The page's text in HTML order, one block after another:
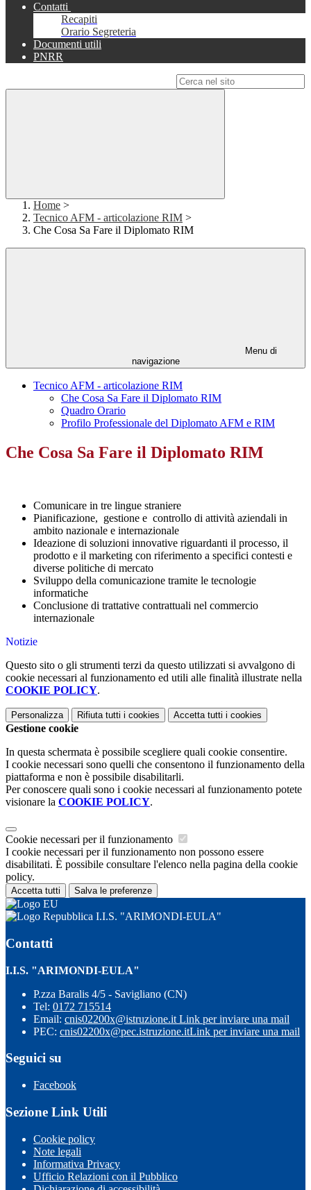
Contatti
Recapiti
Orario Segreteria
Documenti utili
PNRR
Home >
Tecnico AFM - articolazione RIM >
Che Cosa Sa Fare il Diplomato RIM
Menu di
navigazione
Tecnico AFM - articolazione RIM
Che Cosa Sa Fare il Diplomato RIM
Quadro Orario
Profilo Professionale del Diplomato AFM e RIM
Che Cosa Sa Fare il Diplomato RIM
Comunicare in tre lingue straniere
Pianificazione, gestione e controllo di attività aziendali in
ambito nazionale e internazionale
Ideazione di soluzioni innovative riguardanti il processo, il
prodotto e il marketing con riferimento a specifici contesti e
diverse politiche di mercato
Sviluppo della comunicazione tramite le tecnologie
informatiche
Conclusione di trattative contrattuali nel commercio
internazionale
Notizie
Questo sito o gli strumenti terzi da questo utilizzati si avvalgono di
cookie necessari al funzionamento ed utili alle finalità illustrate nella
COOKIE POLICY.
Personalizza Rifiuta tutti i cookies Accetta tutti i cookies
Gestione cookie
In questa schermata è possibile scegliere quali cookie consentire.
I cookie necessari sono quelli che consentono il funzionamento della
piattaforma e non è possibile disabilitarli.
Per conoscere quali sono i cookie necessari al funzionamento potete
visionare la COOKIE POLICY.
Cookie necessari per il funzionamento
I cookie necessari per il funzionamento non possono essere
disabilitati. È possibile consultare l'elenco nella pagina della cookie
policy.
Accetta tutti Salva le preferenze
I.I.S. "ARIMONDI-EULA"
Contatti
I.I.S. "ARIMONDI-EULA"
P.zza Baralis 4/5 - Savigliano (CN)
Tel: 0172 715514
Email: cnis02200x@istruzione.it Link per inviare una mail
PEC: cnis02200x@pec.istruzione.itLink per inviare una mail
Seguici su
Facebook
Sezione Link Utili
Cookie policy
Note legali
Informativa Privacy
Ufficio Relazioni con il Pubblico